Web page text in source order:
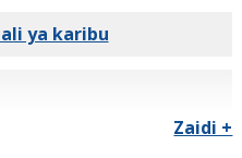
ya karibu
Zaidi +